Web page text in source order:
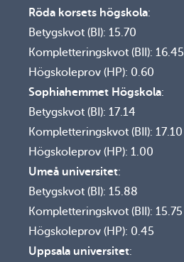
Röda korsets högskola:
Betygskvot (BI): 15.70
Kompletteringskvot (BII): 16.45
Högskoleprov (HP): 0.60
Sophiahemmet Högskola:
Betygskvot (BI): 17.14
Kompletteringskvot (BII): 17.10
Högskoleprov (HP): 1.00
Umeå universitet:
Betygskvot (BI): 15.88
Kompletteringskvot (BII): 15.75
Högskoleprov (HP): 0.45
Uppsala universitet: